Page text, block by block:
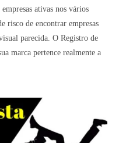
ativas nos vários
risco de encontrar empresas
parecida. O Registro de
marca pertence realmente a